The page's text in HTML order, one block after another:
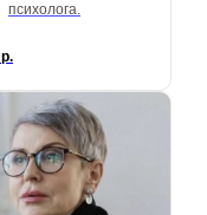
психолога.
р.